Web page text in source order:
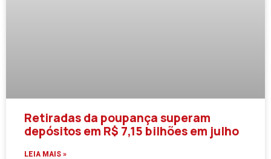
Retiradas da poupança superam
depósitos em R$ 7,15 bilhões em julho
LEIA MAIS »